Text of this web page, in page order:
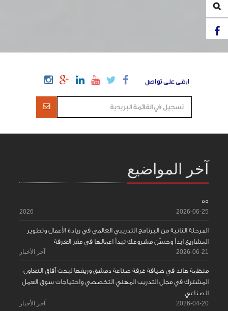
ابقى على تواصل
آخر المواضيع
55
2026-06-25
2026
المرحلة الثانية من البرنامج التدريبي العالمي في ريادة الأعمال وتطوير
المشاريع ابدأ وحسّن مشروعك تبدأ اعمالها في مقر الغرفة
2026-06-21 آخر الأخبار
منظمة هاند في ضيافة غرفة صناعة دمشق وريفها لبحث آفاق التعاون
المشترك في مجال التدريب المهني التخصصي واحتياجات سوق العمل
الصناعي
2026-04-20 آخر الأخبار